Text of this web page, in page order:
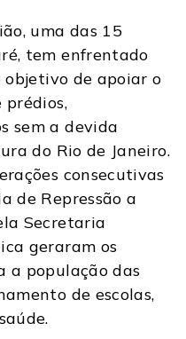
uma das 15
tem enfrentado
objetivo de apoiar o
prédios,
sem a devida
do Rio de Janeiro.
consecutivas
de Repressão a
Secretaria
geraram os
a população das
de escolas,